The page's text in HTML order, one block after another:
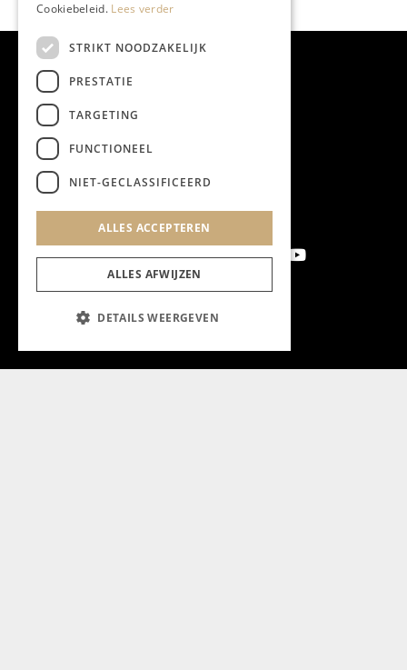
Aanmelden nieuwsbrief
Cookiebeleid. Lees verder
STRIKT NOODZAKELIJK
PRESTATIE
TARGETING
FUNCTIONEEL
NIET-GECLASSIFICEERD
ALLES ACCEPTEREN
ALLES AFWIJZEN
DETAILS WEERGEVEN